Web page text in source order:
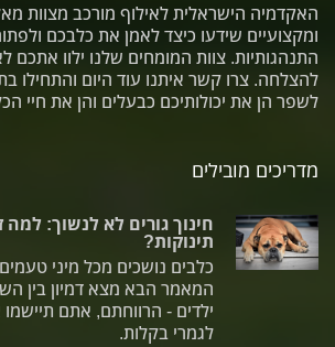
מדריכים מובילים
חינוך גורים לא לנשוך:
תינוקות?
כלבים נושכים מכל מיני טעמים
המאמר הבא מצא דמיון בין
ילדים - הרווחתם, אתם
לגמרי בקלות.
האקדמיה הישראלית לאילוף מורכב מצוות
ומקצועיים שידעו כיצד לאמן את כלבכם
התנהגותיות. צוות המומחים שלנו ילוו אתכם
להצלחה. צרו קשר איתנו עוד היום והתחילו
לשפר הן את יכולותיכם כבעלים והן את חיי